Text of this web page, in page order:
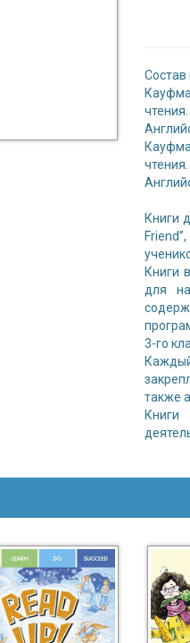
Состав
Книги
Книги
для
3-го
также
Книги